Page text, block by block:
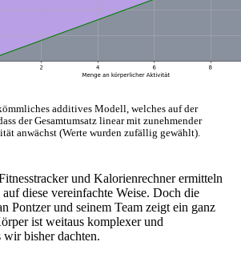
additives Modell, welches auf der
der Gesamtumsatz linear mit zunehmender
anwächst (Werte wurden zufällig gewählt).
und Kalorienrechner ermitteln
diese vereinfachte Weise. Doch die
Pontzer und seinem Team zeigt ein ganz
ist weitaus komplexer und
wir bisher dachten.